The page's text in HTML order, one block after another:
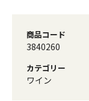
商品コード
3840260
カテゴリー
ワイン